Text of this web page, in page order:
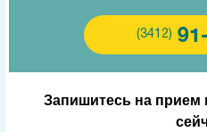
(3412)
Запишитесь на прием